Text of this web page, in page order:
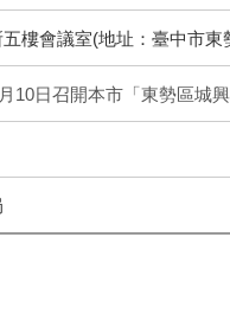
樓會議室(地址：臺中市東
10日召開本市「東勢區城